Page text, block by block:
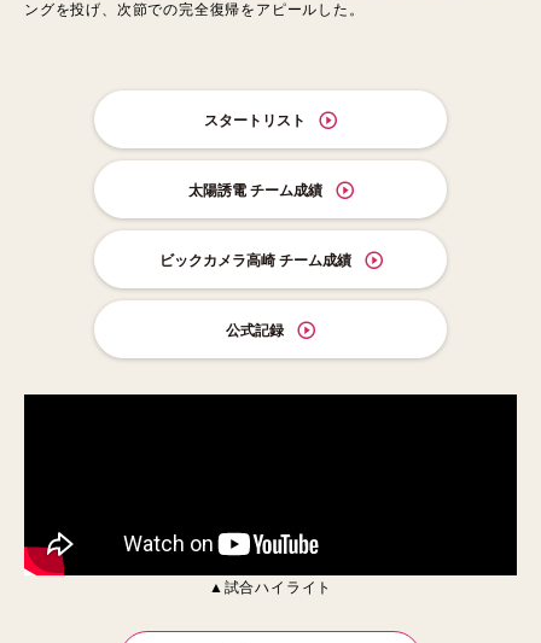
ングを投げ、次節での完全復帰をアピールした。
スタートリスト
太陽誘電 チーム成績
ビックカメラ高崎 チーム成績
公式記録
▲試合ハイライト